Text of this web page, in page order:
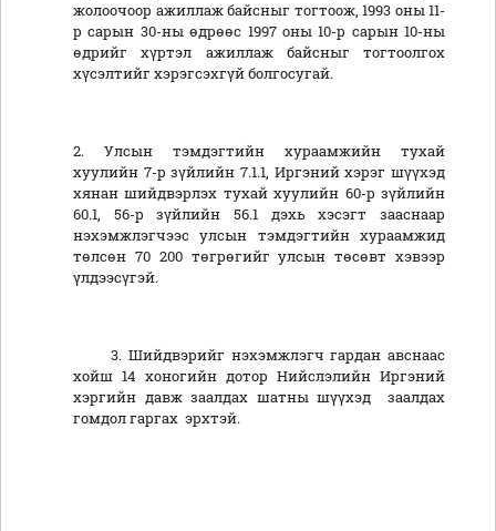
жолоочоор ажиллаж байсныг тогтоож, 1993 оны 11-
р сарын 30-ны өдрөөс 1997 оны 10-р сарын 10-ны
өдрийг хүртэл ажиллаж байсныг тогтоолгох
хүсэлтийг хэрэгсэхгүй болгосугай.
2. Улсын тэмдэгтийн хураамжийн тухай
хуулийн 7-р зүйлийн 7.1.1, Иргэний хэрэг шүүхэд
хянан шийдвэрлэх тухай хуулийн 60-р зүйлийн
60.1, 56-р зүйлийн 56.1 дэхь хэсэгт зааснаар
нэхэмжлэгчээс улсын тэмдэгтийн хураамжид
төлсөн 70 200 төгрөгийг улсын төсөвт хэвээр
үлдээсүгэй.
3. Шийдвэрийг нэхэмжлэгч гардан авснаас
хойш 14 хоногийн дотор Нийслэлийн Иргэний
хэргийн давж заалдах шатны шүүхэд заалдах
гомдол гаргах эрхтэй.